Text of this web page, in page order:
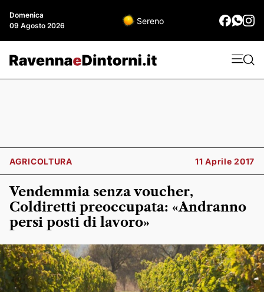
Domenica
09 Agosto 2026
Sereno
AGRICOLTURA 11 Aprile 2017
Vendemmia senza voucher,
Coldiretti preoccupata: «Andranno
persi posti di lavoro»